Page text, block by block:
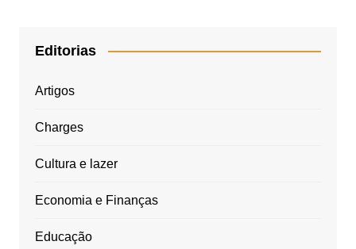
Editorias
Artigos
Charges
Cultura e lazer
Economia e Finanças
Educação